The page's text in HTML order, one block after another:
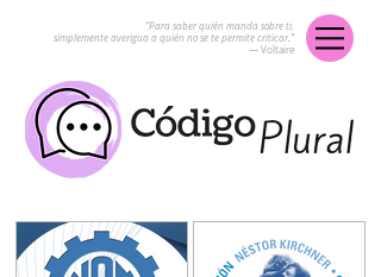
“Para saber quién manda sobre ti,
simplemente averigua a quién no se te permite criticar.”
― Voltaire